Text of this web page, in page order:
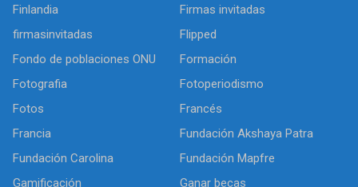
Finlandia
Firmas invitadas
firmasinvitadas
Flipped
Fondo de poblaciones ONU
Formación
Fotografia
Fotoperiodismo
Fotos
Francés
Francia
Fundación Akshaya Patra
Fundación Carolina
Fundación Mapfre
Gamificación
Ganar becas